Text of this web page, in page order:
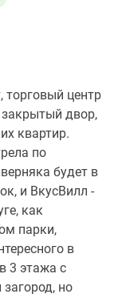
торговый центр
двор,
квартир.
по
будет в
и ВкусВилл -
как
парки,
в
3 этажа с
но